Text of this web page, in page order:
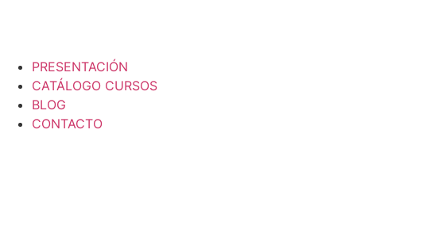
PRESENTACIÓN
CATÁLOGO CURSOS
BLOG
CONTACTO